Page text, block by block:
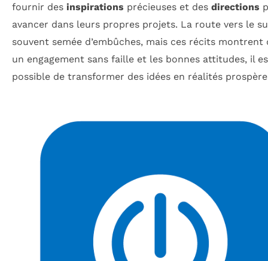
fournir des inspirations précieuses et des directions
avancer dans leurs propres projets. La route vers le
souvent semée d’embûches, mais ces récits montrent
un engagement sans faille et les bonnes attitudes, il
possible de transformer des idées en réalités